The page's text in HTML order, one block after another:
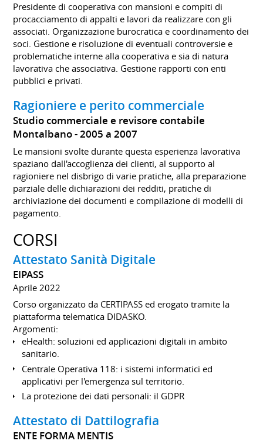
Presidente di cooperativa con mansioni e compiti di
procacciamento di appalti e lavori da realizzare con gli
associati. Organizzazione burocratica e coordinamento dei
soci. Gestione e risoluzione di eventuali controversie e
problematiche interne alla cooperativa e sia di natura
lavorativa che associativa. Gestione rapporti con enti
pubblici e privati.
Ragioniere e perito commerciale
Studio commerciale e revisore contabile
Montalbano
2005 a 2007
Le mansioni svolte durante questa esperienza lavorativa
spaziano dall'accoglienza dei clienti, al supporto al
ragioniere nel disbrigo di varie pratiche, alla preparazione
parziale delle dichiarazioni dei redditi, pratiche di
archiviazione dei documenti e compilazione di modelli di
pagamento.
CORSI
Attestato Sanità Digitale
EIPASS
Aprile 2022
Corso organizzato da CERTIPASS ed erogato tramite la
piattaforma telematica DIDASKO.
Argomenti:
eHealth: soluzioni ed applicazioni digitali in ambito
sanitario.
Centrale Operativa 118: i sistemi informatici ed
applicativi per l'emergenza sul territorio.
La protezione dei dati personali: il GDPR
Attestato di Dattilografia
ENTE FORMA MENTIS